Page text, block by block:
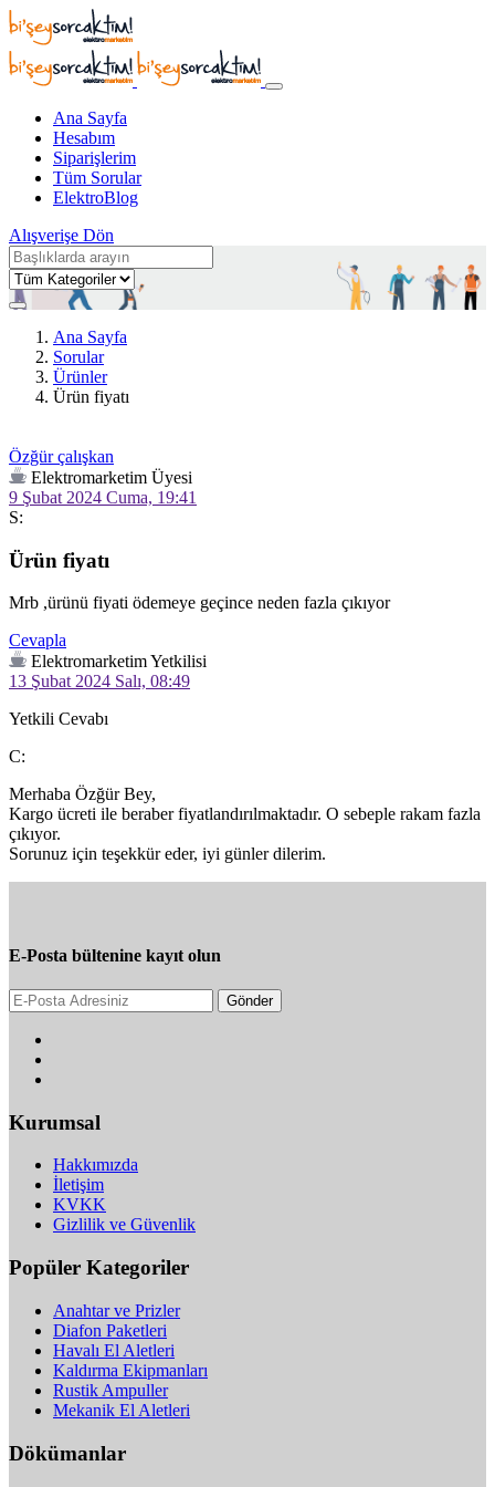
Ana Sayfa
Hesabım
Siparişlerim
Tüm Sorular
ElektroBlog
Alışverişe Dön
Ana Sayfa
Sorular
Ürünler
Ürün fiyatı
Özğür çalışkan
Elektromarketim Üyesi
9 Şubat 2024 Cuma, 19:41
S:
Ürün fiyatı
Mrb ,ürünü fiyati ödemeye geçince neden fazla çıkıyor
Cevapla
Elektromarketim Yetkilisi
13 Şubat 2024 Salı, 08:49
Yetkili Cevabı
C:
Merhaba Özğür Bey,
Kargo ücreti ile beraber fiyatlandırılmaktadır. O sebeple rakam fazla
çıkıyor.
Sorunuz için teşekkür eder, iyi günler dilerim.
E-Posta bültenine kayıt olun
Gönder
Kurumsal
Hakkımızda
İletişim
KVKK
Gizlilik ve Güvenlik
Popüler Kategoriler
Anahtar ve Prizler
Diafon Paketleri
Havalı El Aletleri
Kaldırma Ekipmanları
Rustik Ampuller
Mekanik El Aletleri
Dökümanlar